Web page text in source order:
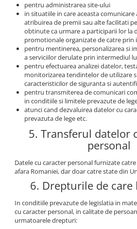
pentru administrarea site-ului
in situatiile in care aceasta
atribuirea de premii sau alte facilitati
obtinute ca urmare a participarii lor la
promotionale organizate de catre
pentru mentinerea, personalizarea si
a serviciilor derulate prin intermediul
pentru efectuarea analizei datelor,
monitorizarea tendintelor de utilizare
caracteristicilor de siguranta si
pentru transmiterea de comunicari
in conditiile si limitele prevazute de
atunci cand dezvaluirea datelor cu
prevazuta de lege etc.
5. Transferul datelor
personal
Datele cu caracter personal furnizate
afara Romaniei, dar doar catre state din
6. Drepturile de care
In conditiile prevazute de legislatia in
cu caracter personal, in calitate de
urmatoarele drepturi: